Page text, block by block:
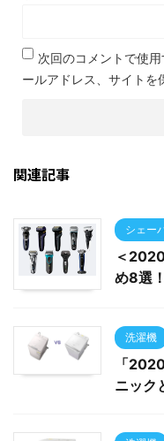
次回のコメントで使
ールアドレス、サイトを
関連記事
シェー
＜
め8選
洗濯機
「
ニック